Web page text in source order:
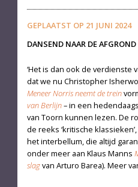
GEPLAATST OP 21 JUNI 2024
DANSEND NAAR DE AFGROND
‘Het is dan ook de verdienste
dat we nu Christopher
Meneer Norris neemt de trein
van Berlijn– in een
van Toorn kunnen lezen. De
de reeks ‘kritische
het interbellum, die altijd
onder meer aan Klaus Manns
slagvan Arturo Barea). Meer